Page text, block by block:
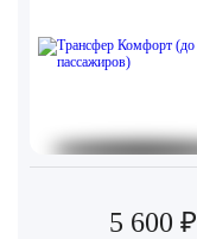
5 600 ₽